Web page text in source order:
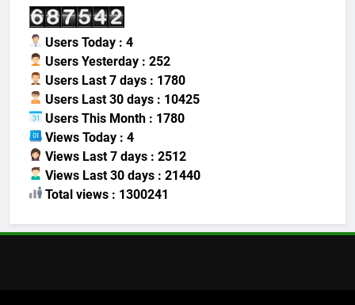
Users Today : 4
Users Yesterday : 252
Users Last 7 days : 1780
Users Last 30 days : 10425
Users This Month : 1780
Views Today : 4
Views Last 7 days : 2512
Views Last 30 days : 21440
Total views : 1300241